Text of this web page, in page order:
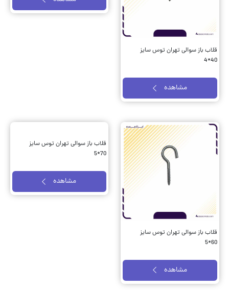
قلاب باز سوالی تهران توس سایز
40*4
مشاهده
قلاب باز سوالی تهران توس سایز
60*5
مشاهده